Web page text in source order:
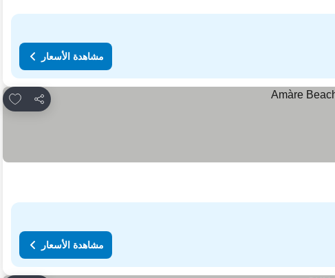
مشاهدة الأسعار
مشاركة
favorites
مشاهدة الأسعار